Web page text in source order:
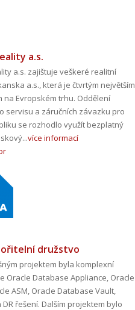
a.s.
a.s. zajištuje veškeré realitní
a.s., která je čtvrtým největším
na Evropském trhu. Oddělení
servisu a záručních závazku pro
se rozhodlo využít bezplatný
více informací
družstvo
projektem byla komplexní
Oracle Database Appliance, Oracle
ASM, Oracle Database Vault,
DR řešení. Dalším projektem bylo